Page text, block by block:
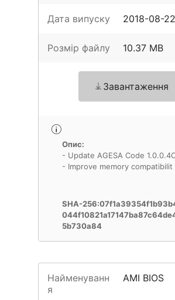
Дата випуску 2018-08-22
Розмір файлу 10.37 MB
Завантаження
Опис:
- Update AGESA Code
- Improve memory compatibilit
SHA-
5b730a84
Найменуванн
я
AMI BIOS